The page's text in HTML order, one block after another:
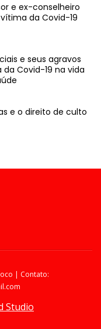
e ex-conselheiro
da Covid-19
e seus agravos
Covid-19 na vida
e o direito de culto
| Contato:
Studio